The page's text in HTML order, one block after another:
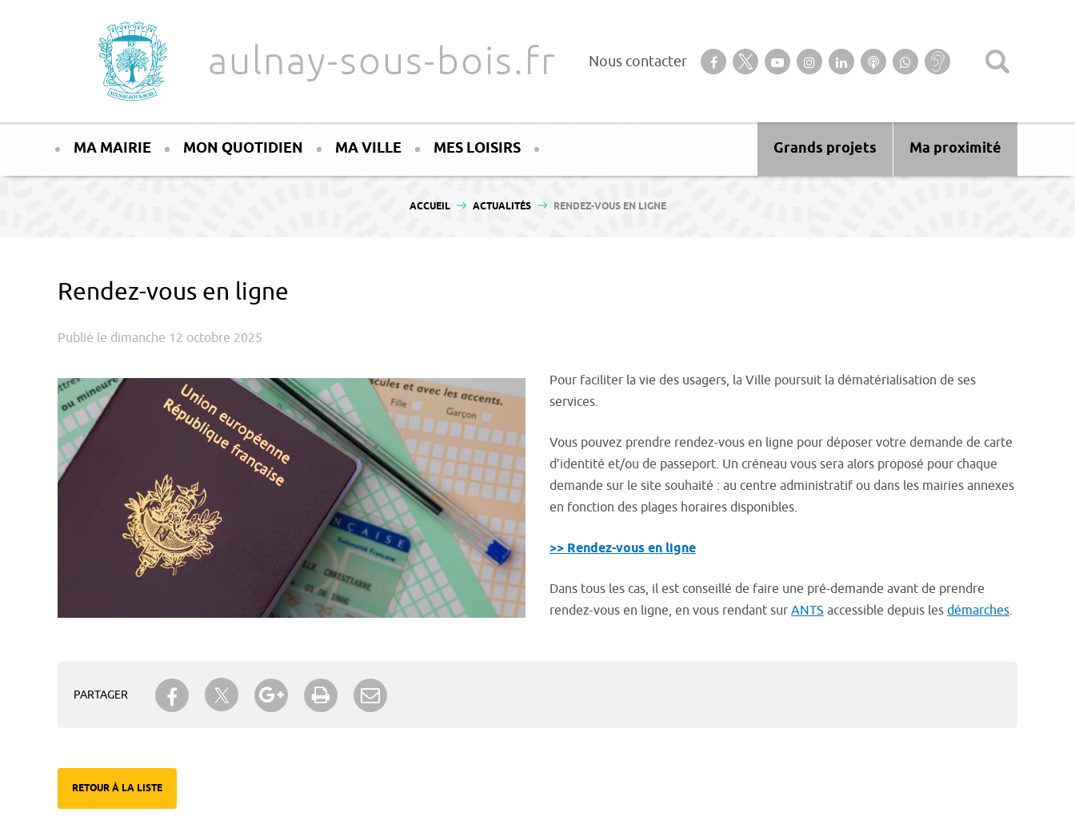
aulnay-sous-bois.fr Nous contacter Suivez-nous sur notre page Facebook
Suivez-nous sur Twitter
Suivez-nous sur YouTube
Suivez-nous sur Instagram
Retrouvez-nous sur Linkedin
Ecoutez nos Podcasts
Suivez-nous sur
WhatsApp
Baisse
d’audition ?
MA MAIRIE MON QUOTIDIEN MA VILLE MES LOISIRS Ma proximité
Grands projets
VOUS ÊTES ICI :
ACCUEIL ACTUALITÉS RENDEZ-VOUS EN LIGNE
Rendez-vous en ligne
Publié le dimanche 12 octobre 2025
Pour faciliter la vie des usagers, la Ville poursuit la dématérialisation de ses
services.
Vous pouvez prendre rendez-vous en ligne pour déposer votre demande de carte
d’identité et/ou de passeport. Un créneau vous sera alors proposé pour chaque
demande sur le site souhaité : au centre administratif ou dans les mairies annexes
en fonction des plages horaires disponibles.
>> Rendez-vous en ligne
Dans tous les cas, il est conseillé de faire une pré-demande avant de prendre
rendez-vous en ligne, en vous rendant sur ANTS accessible depuis les démarches.
PARTAGER
Partager sur Facebook
Partager sur TwitterPartager sur Google+
Imprimer
RETOUR À LA LISTE